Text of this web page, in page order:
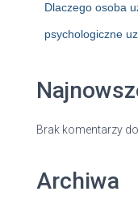
Dlaczego osoba
psychologiczne
Brak komentarzy
Archiwa